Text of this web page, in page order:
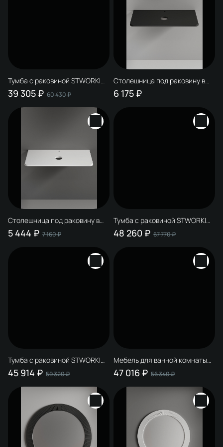
Тумба с раковиной STWORKI
Молде 95 антрацит,
столешница Молде 95,
раковина BOCCHI Etna 1114-
39 305 ₽ 60 430 ₽
Столешница под раковину в
ванную STWORKI Молде 95
антрацит, МДФ, с отверстием
6 175 ₽
Столешница под раковину в
ванную STWORKI Молде 95
глянцевая белая, МДФ
5 444 ₽ 7 160 ₽
Тумба с раковиной STWORKI
Молде 95 антрацит,
столешница Молде 95,
48 260 ₽ 67 770 ₽
Тумба с раковиной STWORKI
Молде 95 белая, столешница
Молде 95, раковина Молде
S23410WH, смеситель
45 914 ₽ 59 320 ₽
Мебель для ванной комнаты
STWORKI Молде 95 белая, со
столешницей, раковина
BOCCHI Sottile белая
47 016 ₽ 56 340 ₽